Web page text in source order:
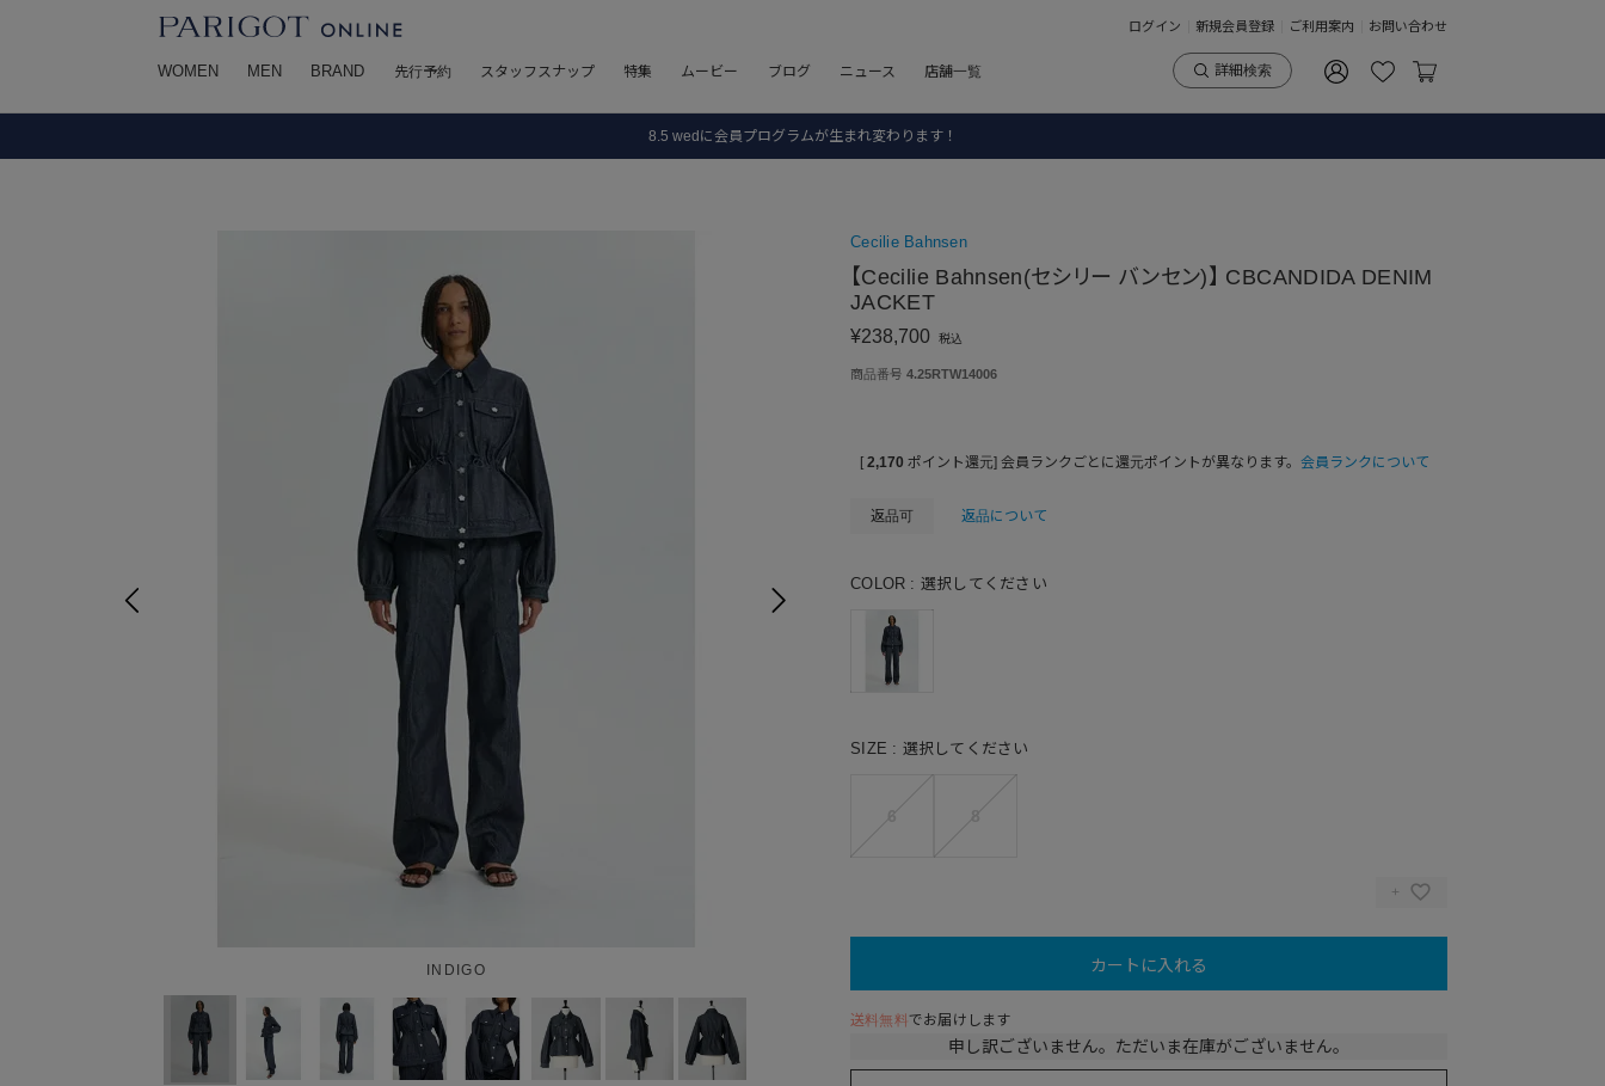
ログイン 新規会員登録 ご利用案内 お問い合わせ
WOMEN MEN BRAND 先行予約 スタッフスナップ 特集 ムービー ブログ ニュース 店舗一覧 詳細検索
8.5 wedに会員プログラムが生まれ変わります！
8.5 wedに会員プログラムが生まれ変わります！
INDIGO
Cecilie Bahnsen
【Cecilie Bahnsen(セシリー バンセン)】 CBCANDIDA DENIM
JACKET
¥238,700 税込
商品番号 4.25RTW14006
[ 2,170 ポイント還元] 会員ランクごとに還元ポイントが異なります。 会員ランクについて
返品可 返品について
COLOR 選択してください
SIZE 選択してください
カートに入れる
送料無料 でお届けします
申し訳ございません。ただいま在庫がございません。